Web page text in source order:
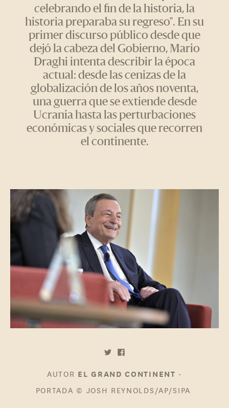
celebrando el fin de la historia, la
historia preparaba su regreso". En su
primer discurso público desde que
dejó la cabeza del Gobierno, Mario
Draghi intenta describir la época
actual: desde las cenizas de la
globalización de los años noventa,
una guerra que se extiende desde
Ucrania hasta las perturbaciones
económicas y sociales que recorren
el continente.
AUTOR EL GRAND CONTINENT •
PORTADA © JOSH REYNOLDS/AP/SIPA